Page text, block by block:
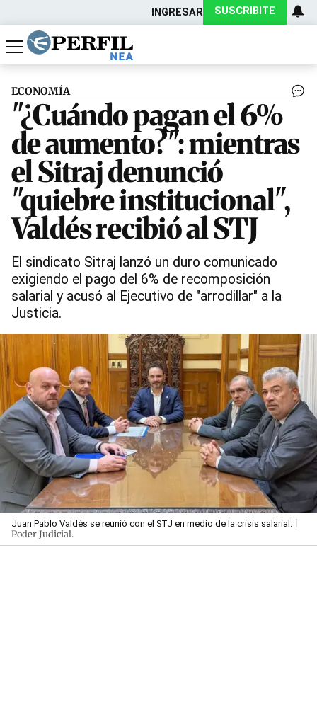
INGRESAR SUSCRIBITE
Política
Economía
Actualidad
ECONOMÍA
"¿Cuándo pagan el 6%
de aumento?": mientras
el Sitraj denunció
"quiebre institucional",
Valdés recibió al STJ
El sindicato Sitraj lanzó un duro comunicado
exigiendo el pago del 6% de recomposición
salarial y acusó al Ejecutivo de "arrodillar" a la
Justicia.
Juan Pablo Valdés se reunió con el STJ en medio de la crisis salarial.
Poder Judicial.